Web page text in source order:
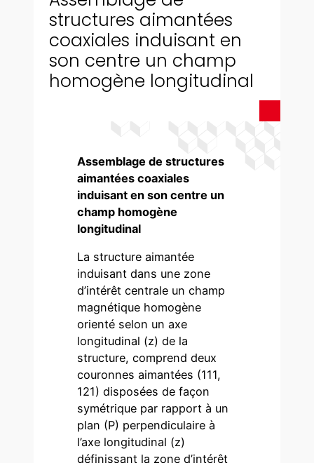
structures aimantées
coaxiales induisant en
son centre un champ
homogène longitudinal
Assemblage de structures
aimantées coaxiales
induisant en son centre un
champ homogène
longitudinal
La structure aimantée
induisant dans une zone
d’intérêt centrale un champ
magnétique homogène
orienté selon un axe
longitudinal (z) de la
structure, comprend deux
couronnes aimantées (111,
121) disposées de façon
symétrique par rapport à un
plan (P) perpendiculaire à
l’axe longitudinal (z)
définissant la zone d’intérêt